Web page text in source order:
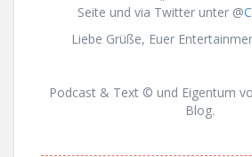
Seite und via Twitter unter @
Liebe Grüße, Euer
Podcast & Text © und Eigentum
Blog.